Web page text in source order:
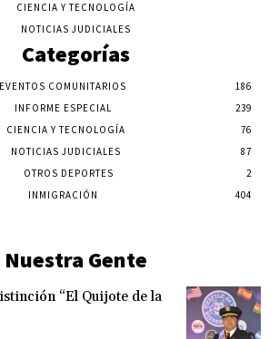
CIENCIA Y TECNOLOGÍA
NOTICIAS JUDICIALES
Categorías
EVENTOS COMUNITARIOS
186
INFORME ESPECIAL
239
CIENCIA Y TECNOLOGÍA
76
NOTICIAS JUDICIALES
87
OTROS DEPORTES
2
INMIGRACIÓN
404
Nuestra Gente
“El Quijote de la